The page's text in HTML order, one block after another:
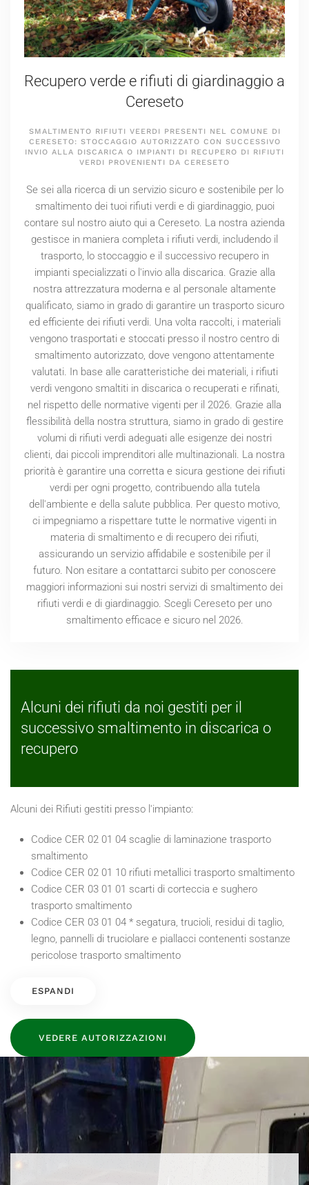
Recupero verde e rifiuti di giardinaggio a
Cereseto
SMALTIMENTO RIFIUTI VEERDI PRESENTI NEL COMUNE DI
CERESETO: STOCCAGGIO AUTORIZZATO CON SUCCESSIVO
INVIO ALLA DISCARICA O IMPIANTI DI RECUPERO DI RIFIUTI
VERDI PROVENIENTI DA CERESETO
Se sei alla ricerca di un servizio sicuro e sostenibile per lo
smaltimento dei tuoi rifiuti verdi e di giardinaggio, puoi
contare sul nostro aiuto qui a Cereseto. La nostra azienda
gestisce in maniera completa i rifiuti verdi, includendo il
trasporto, lo stoccaggio e il successivo recupero in
impianti specializzati o l'invio alla discarica. Grazie alla
nostra attrezzatura moderna e al personale altamente
qualificato, siamo in grado di garantire un trasporto sicuro
ed efficiente dei rifiuti verdi. Una volta raccolti, i materiali
vengono trasportati e stoccati presso il nostro centro di
smaltimento autorizzato, dove vengono attentamente
valutati. In base alle caratteristiche dei materiali, i rifiuti
verdi vengono smaltiti in discarica o recuperati e rifinati,
nel rispetto delle normative vigenti per il 2026. Grazie alla
flessibilità della nostra struttura, siamo in grado di gestire
volumi di rifiuti verdi adeguati alle esigenze dei nostri
clienti, dai piccoli imprenditori alle multinazionali. La nostra
priorità è garantire una corretta e sicura gestione dei rifiuti
verdi per ogni progetto, contribuendo alla tutela
dell'ambiente e della salute pubblica. Per questo motivo,
ci impegniamo a rispettare tutte le normative vigenti in
materia di smaltimento e di recupero dei rifiuti,
assicurando un servizio affidabile e sostenibile per il
futuro. Non esitare a contattarci subito per conoscere
maggiori informazioni sui nostri servizi di smaltimento dei
rifiuti verdi e di giardinaggio. Scegli Cereseto per uno
smaltimento efficace e sicuro nel 2026.
Alcuni dei rifiuti da noi gestiti per il
successivo smaltimento in discarica o
recupero
Alcuni dei Rifiuti gestiti presso l'impianto:
Codice CER 02 01 04 scaglie di laminazione trasporto
smaltimento
Codice CER 02 01 10 rifiuti metallici trasporto smaltimento
Codice CER 03 01 01 scarti di corteccia e sughero
trasporto smaltimento
Codice CER 03 01 04 * segatura, trucioli, residui di taglio,
legno, pannelli di truciolare e piallacci contenenti sostanze
pericolose trasporto smaltimento
ESPANDI
VEDERE AUTORIZZAZIONI